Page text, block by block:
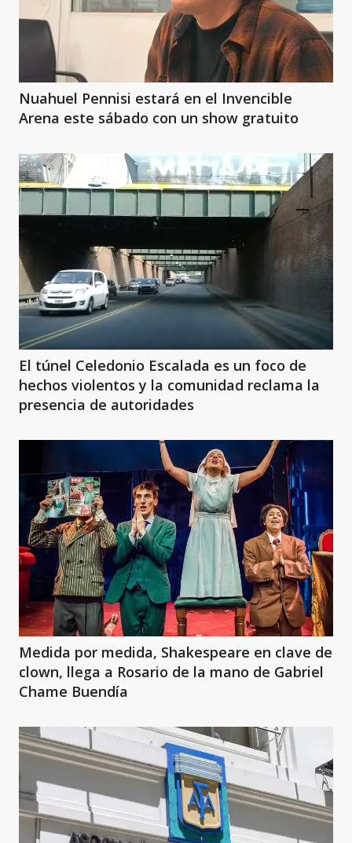
Nuahuel Pennisi estará en el Invencible
Arena este sábado con un show gratuito
El túnel Celedonio Escalada es un foco de
hechos violentos y la comunidad reclama la
presencia de autoridades
Medida por medida, Shakespeare en clave de
clown, llega a Rosario de la mano de Gabriel
Chame Buendía